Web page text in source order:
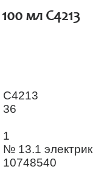
мл С4213
С4213
36
1
№ 13.1 электрик
10748540